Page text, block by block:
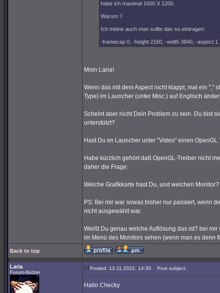
habe ich maximal 1600 X 1200.
Warum ?
Ich meine auch man sollte das so eintragen:
-framecap 0, -height 2160, -width 3840, -aspect
Moin Laria!
Wenn das mit dem Aspect nicht klappt, mal ein ","
Type) im Launcher (unter Misc.) auf Englisch
Scheint aber nicht Dein Problem zu sein. Du bist
unterstützt?
Hast Du im Launcher unter "Video" einen
Habe kürzlich gehört daß OpenGL-Treiber nicht
daher die Frage:
Welche Grafikkarte hast Du, und welchen Monitor?
PS: Bei mir war sowas bisher nur passiert, wenn
nicht ausgewählt war.
Weißt Du genau welche Auflösung das ist? bei
im Menü des Monitors sehen (wenn man es denn
Back to top
Laria
Forum-Nutzer
Posted: 13.11.2022, 14:30 Post subject:
Hallo Checky